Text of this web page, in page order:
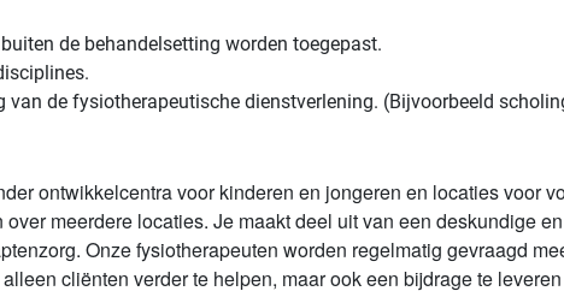
de behandelsetting worden toegepast.
de fysiotherapeutische dienstverlening. (Bijvoorbeeld
ontwikkelcentra voor kinderen en jongeren en locaties voor
meerdere locaties. Je maakt deel uit van een deskundige
Onze fysiotherapeuten worden regelmatig gevraagd
cliënten verder te helpen, maar ook een bijdrage te